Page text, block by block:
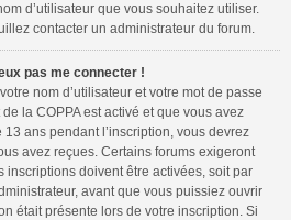
d’utilisateur que vous souhaitez utiliser.
contacter un administrateur du forum.
pas me connecter !
nom d’utilisateur et votre mot de passe
la COPPA est activé et que vous avez
ans pendant l’inscription, vous devrez
avez reçues. Certains forums exigeront
inscriptions doivent être activées, soit par
avant que vous puissiez ouvrir
était présente lors de votre inscription. Si